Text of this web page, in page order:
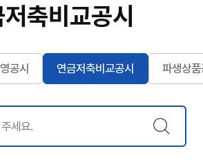
축비교공시
공시 연금저축비교공시 파생상